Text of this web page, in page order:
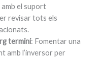
el suport
revisar tots els
termini: Fomentar una
amb l’inversor per